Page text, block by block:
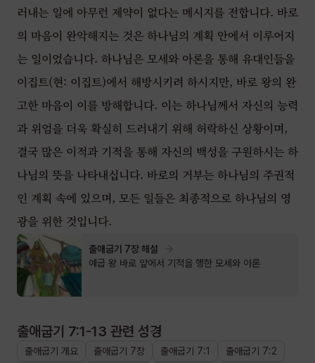
러내는 일에 아무런 제약이 없다는 메시지를 전합니다. 바로
의 마음이 완악해지는 것은 하나님의 계획 안에서 이루어지
는 일이었습니다. 하나님은 모세와 아론을 통해 유대인들을
이집트(현: 이집트)에서 해방시키려 하시지만, 바로 왕의 완
고한 마음이 이를 방해합니다. 이는 하나님께서 자신의 능력
과 위엄을 더욱 확실히 드러내기 위해 허락하신 상황이며,
결국 많은 이적과 기적을 통해 자신의 백성을 구원하시는 하
나님의 뜻을 나타내십니다. 바로의 거부는 하나님의 주권적
인 계획 속에 있으며, 모든 일들은 최종적으로 하나님의 영
광을 위한 것입니다.
출애굽기 7장 해설
예굽 왕 바로 앞에서 기적을 행한 모세와 아론
출애굽기 7:1-13 관련 성경
출애굽기 개요 출애굽기 7장 출애굽기 7:1 출애굽기 7:2